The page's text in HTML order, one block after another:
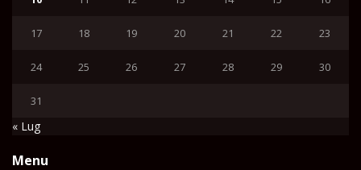
17 18 19 20 21 22 23
24 25 26 27 28 29 30
31
« Lug
Menu